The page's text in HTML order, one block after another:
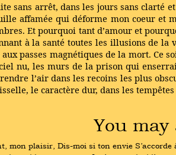
sans arrêt, dans les jours sans clarté
affamée qui déforme mon coeur et
Et pourquoi tant d’amour et
à la santé toutes les illusions de
passes magnétiques de la mort. Ce
nu, les murs de la prison qui
l’air dans les recoins les plus
le caractère dur, dans les
You
mon plaisir, Dis-moi si ton envie